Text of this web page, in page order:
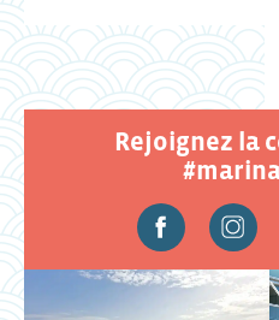
Rejoignez la